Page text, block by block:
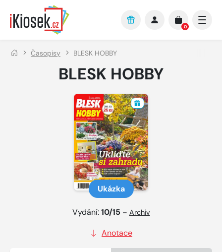
Přejít na hlavní obsah
0
Časopisy BLESK HOBBY
BLESK HOBBY
Ukázka
Vydání:10/15 – Archiv
Anotace